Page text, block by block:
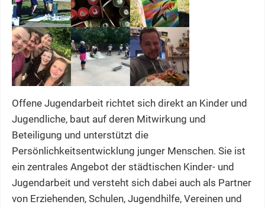
Offene Jugendarbeit richtet sich direkt an Kinder und
Jugendliche, baut auf deren Mitwirkung und
Beteiligung und unterstützt die
Persönlichkeitsentwicklung junger Menschen. Sie ist
ein zentrales Angebot der städtischen Kinder- und
Jugendarbeit und versteht sich dabei auch als Partner
von Erziehenden, Schulen, Jugendhilfe, Vereinen und